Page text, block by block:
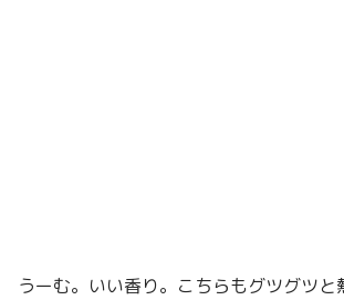
うーむ。いい香り。こちらもグツグツと